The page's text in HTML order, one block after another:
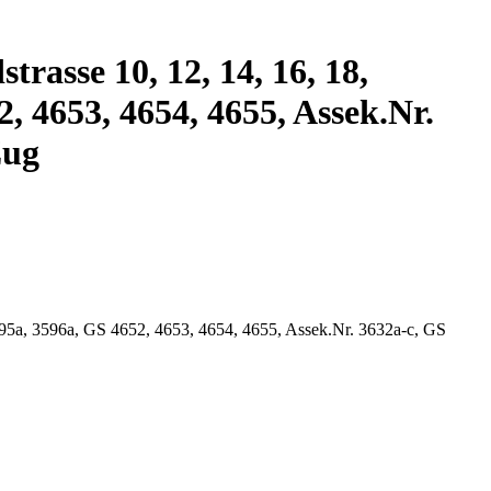
10, 12, 14, 16, 18,
4653, 4654, 4655, Assek.Nr.
3596a, GS 4652, 4653, 4654, 4655, Assek.Nr. 3632a-c, GS